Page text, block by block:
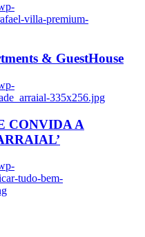
villa-premium-
& GuestHouse
335x256.jpg
CONVIDA A
tudo-bem-